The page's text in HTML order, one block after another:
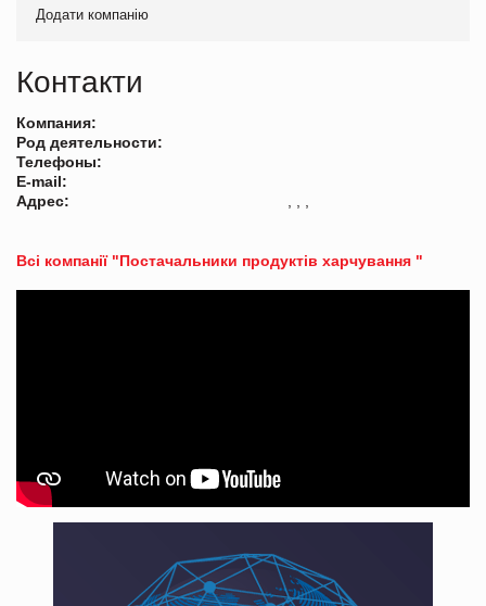
Додати компанію
Контакти
Компания:
Род деятельности:
Телефоны:
E-mail:
Адрес:
Всі компанії "Постачальники продуктів харчування "